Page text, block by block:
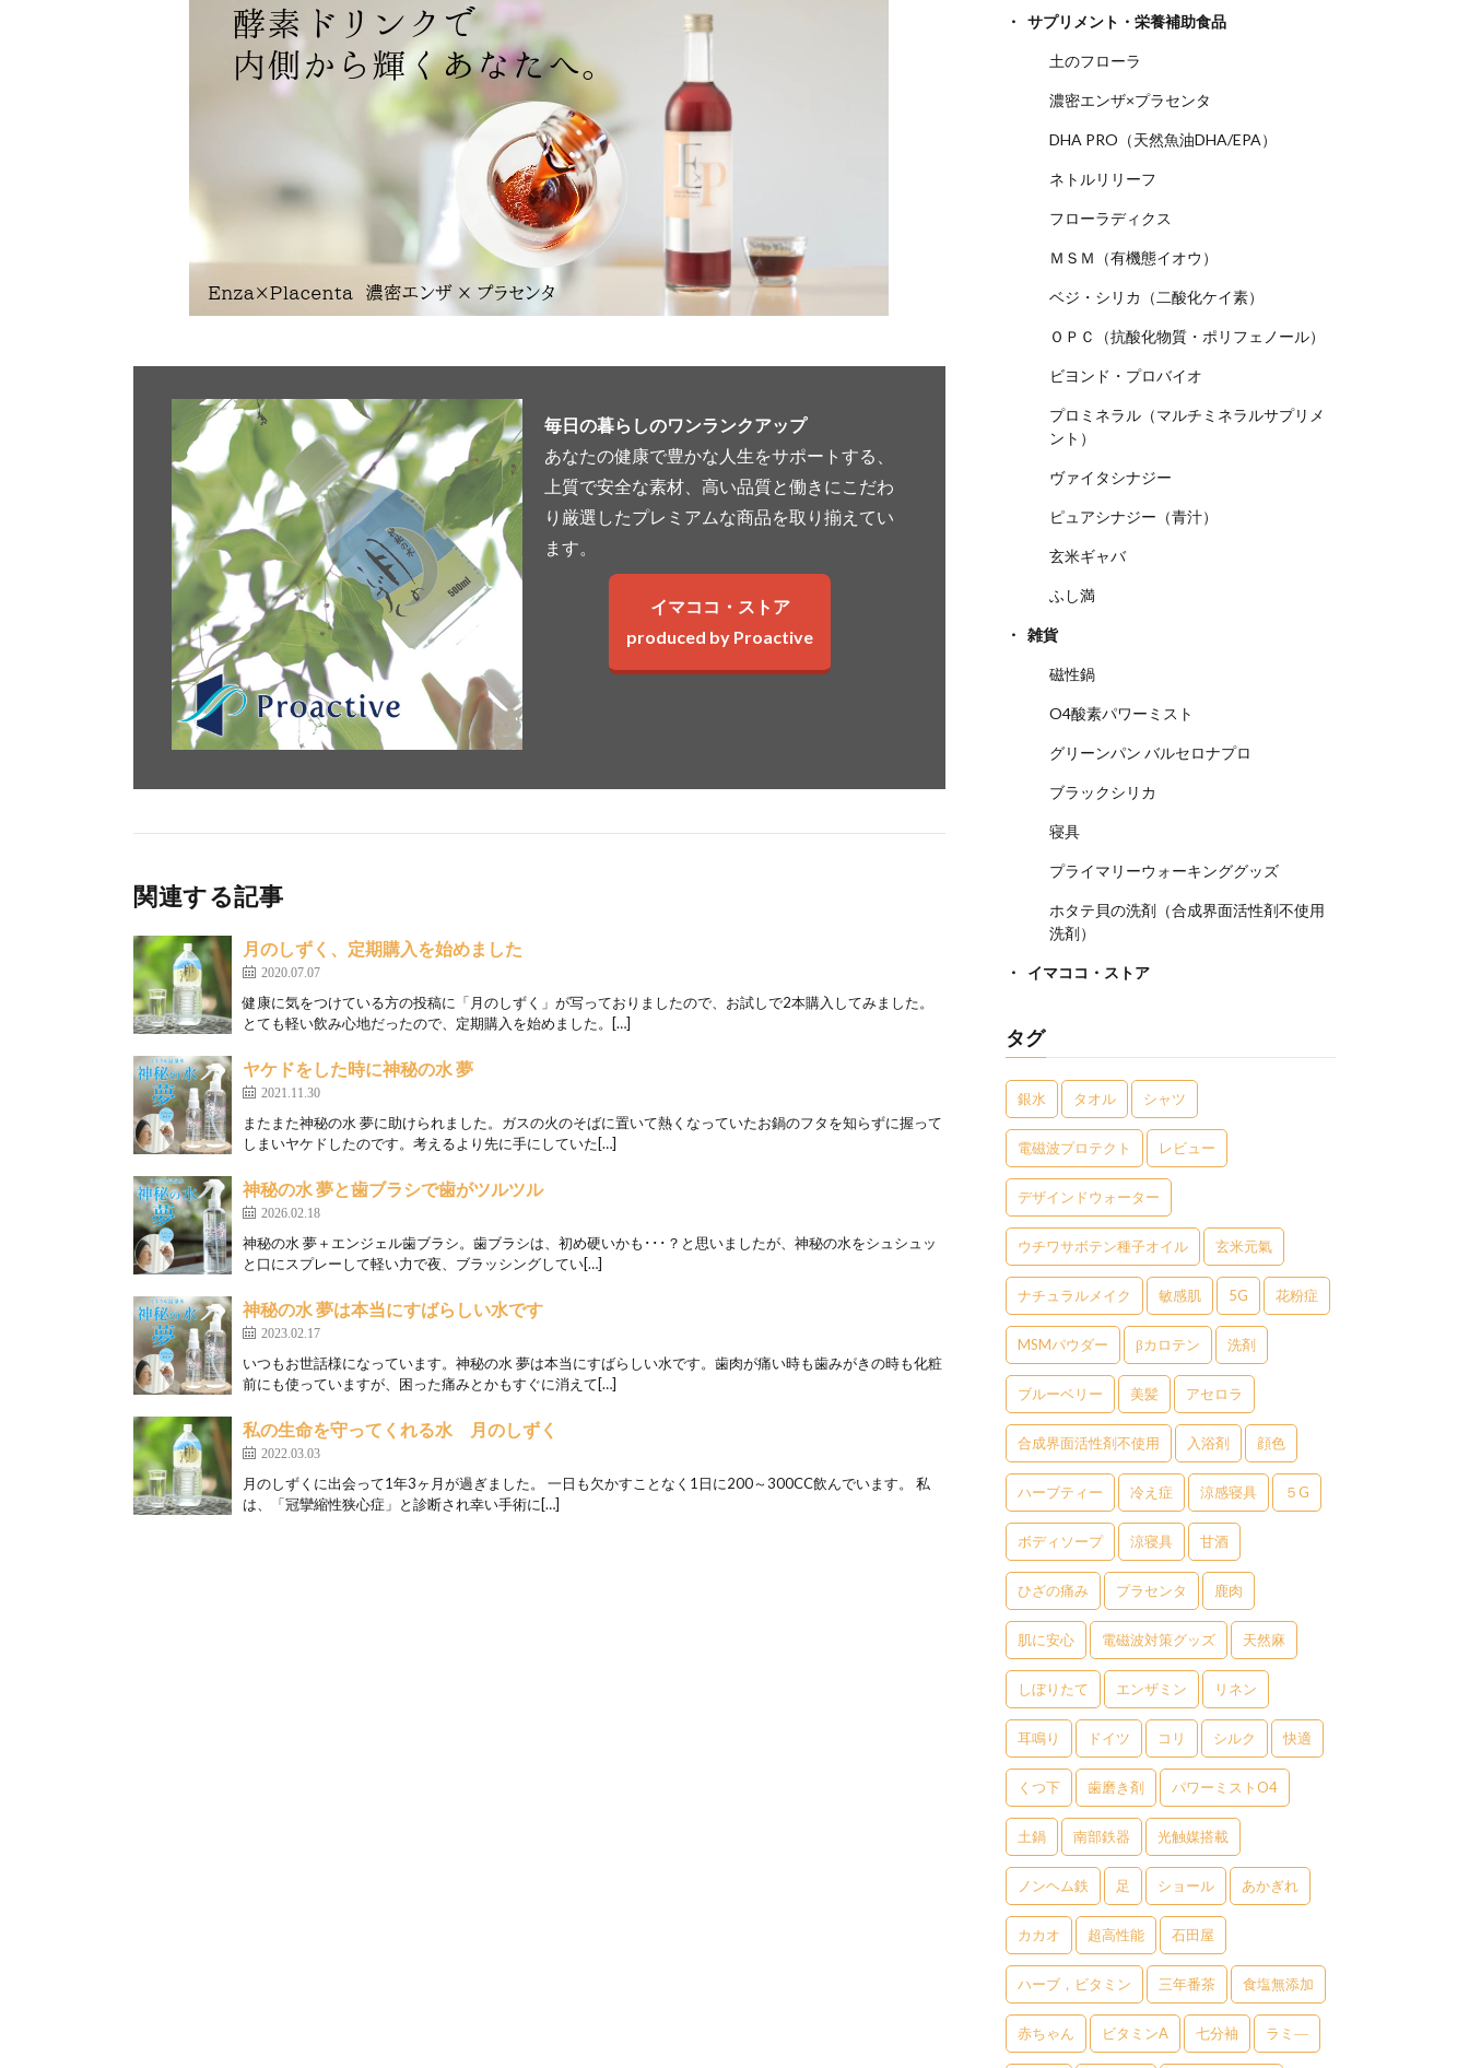
毎日の暮らしのワンランクアップ
あなたの健康で豊かな人生をサポートする、
上質で安全な素材、高い品質と働きにこだわ
り厳選したプレミアムな商品を取り揃えてい
ます。
イマココ・ストア
produced by Proactive
関連する記事
月のしずく、定期購入を始めました
2020.07.07
健康に気をつけている方の投稿に「月のしずく」が写っておりましたので、お試しで2本購入してみました。
とても軽い飲み心地だったので、定期購入を始めました。[…]
ヤケドをした時に神秘の水 夢
2021.11.30
またまた神秘の水 夢に助けられました。ガスの火のそばに置いて熱くなっていたお鍋のフタを知らずに握って
しまいヤケドしたのです。考えるより先に手にしていた[…]
神秘の水 夢と歯ブラシで歯がツルツル
2026.02.18
神秘の水 夢＋エンジェル歯ブラシ。歯ブラシは、初め硬いかも･･･？と思いましたが、神秘の水をシュシュッ
と口にスプレーして軽い力で夜、ブラッシングしてい[…]
神秘の水 夢は本当にすばらしい水です
2023.02.17
いつもお世話様になっています。神秘の水 夢は本当にすばらしい水です。歯肉が痛い時も歯みがきの時も化粧
前にも使っていますが、困った痛みとかもすぐに消えて[…]
私の生命を守ってくれる水 月のしずく
2022.03.03
月のしずくに出会って1年3ヶ月が過ぎました。 一日も欠かすことなく1日に200～300CC飲んでいます。 私
は、「冠攣縮性狭心症」と診断され幸い手術に[…]
サプリメント・栄養補助食品
土のフローラ
濃密エンザ×プラセンタ
DHA PRO（天然魚油DHA/EPA）
ネトルリリーフ
フローラディクス
ＭＳＭ（有機態イオウ）
ベジ・シリカ（二酸化ケイ素）
ＯＰＣ（抗酸化物質・ポリフェノール）
ビヨンド・プロバイオ
プロミネラル（マルチミネラルサプリメ
ント）
ヴァイタシナジー
ピュアシナジー（青汁）
玄米ギャバ
ふし満
雑貨
磁性鍋
O4酸素パワーミスト
グリーンパン バルセロナプロ
ブラックシリカ
寝具
プライマリーウォーキンググッズ
ホタテ貝の洗剤（合成界面活性剤不使用
洗剤）
イマココ・ストア
タグ
銀水 タオル シャツ
電磁波プロテクト レビュー
デザインドウォーター
ウチワサボテン種子オイル 玄米元氣
ナチュラルメイク 敏感肌 5G 花粉症
MSMパウダー βカロテン 洗剤
ブルーベリー 美髪 アセロラ
合成界面活性剤不使用 入浴剤 顔色
ハーブティー 冷え症 涼感寝具 ５G
ボディソープ 涼寝具 甘酒
ひざの痛み プラセンタ 鹿肉
肌に安心 電磁波対策グッズ 天然麻
しぼりたて エンザミン リネン
耳鳴り ドイツ コリ シルク 快適
くつ下 歯磨き剤 パワーミストO4
土鍋 南部鉄器 光触媒搭載
ノンヘム鉄 足 ショール あかぎれ
カカオ 超高性能 石田屋
ハーブ，ビタミン 三年番茶 食塩無添加
赤ちゃん ビタミンA 七分袖 ラミ―